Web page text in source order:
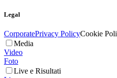
Legal
CorporatePrivacy PolicyCookie
Media
Video
Foto
Live e Risultati